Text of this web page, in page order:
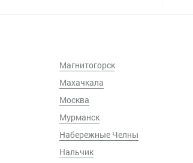
Магнитогорск
Махачкала
Москва
Мурманск
Набережные Челны
Нальчик